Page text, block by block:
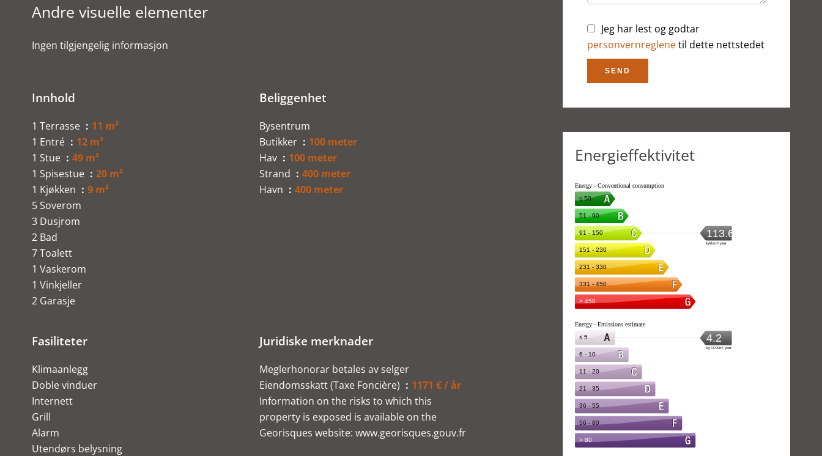
Andre visuelle elementer
Ingen tilgjengelig informasjon
Innhold
1 Terrasse
11 m²
1 Entré
12 m²
1 Stue
49 m²
1 Spisestue
20 m²
1 Kjøkken
9 m²
5 Soverom
3 Dusjrom
2 Bad
7 Toalett
1 Vaskerom
1 Vinkjeller
2 Garasje
Beliggenhet
Bysentrum
Butikker
100 meter
Hav
100 meter
Strand
400 meter
Havn
400 meter
Fasiliteter
Klimaanlegg
Doble vinduer
Internett
Grill
Alarm
Utendørs belysning
Juridiske merknader
Meglerhonorar betales av selger
Eiendomsskatt (Taxe Foncière)
1171 € / år
Information on the risks to which this
property is exposed is available on the
Georisques website: www.georisques.gouv.fr
Jeg har lest og godtar
personvernreglenetil dette nettstedet
SEND
Energieffektivitet